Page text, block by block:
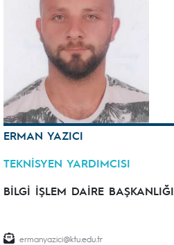
ERMAN YAZICI
TEKNİSYEN YARDIMCISI
BİLGİ İŞLEM DAİRE BAŞKANLIĞI
ermanyazici